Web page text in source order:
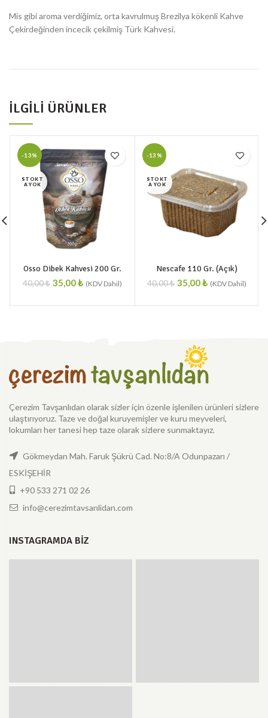
Mis gibi aroma verdiğimiz, orta kavrulmuş Brezilya kökenli Kahve
Çekirdeğinden incecik çekilmiş Türk Kahvesi.
İLGILI ÜRÜNLER
-13%
STOKT
A YOK
Osso Dibek Kahvesi 200 Gr.
40,00₺ 35,00₺
-13%
STOKT
A YOK
Nescafe 110 Gr. (Açık)
40,00₺ 35,00₺
Çerezim Tavşanlıdan olarak sizler için özenle işlenilen ürünleri sizlere
ulaştırıyoruz. Taze ve doğal kuruyemişler ve kuru meyveleri,
lokumları her tanesi hep taze olarak sizlere sunmaktayız.
Gökmeydan Mah. Faruk Şükrü Cad. No:8/A Odunpazarı /
ESKİŞEHİR
+90 533 271 02 26
info@cerezimtavsanlidan.com
INSTAGRAMDA BIZ